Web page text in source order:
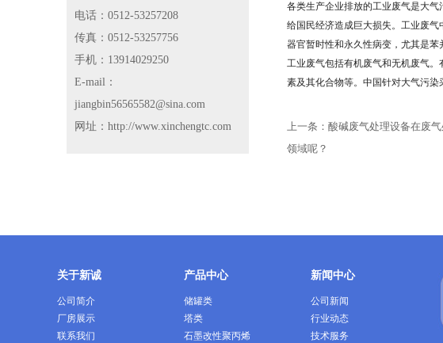
电话：0512-53257208
传真：0512-53257756
手机：13914029250
E-mail：
jiangbin56565582@sina.com
网址：http://www.xinchengtc.com
各类生产企业排放的工业废气是大
给国民经济造成巨大损失。工业废
器官暂时性和永久性病变，尤其是苯
工业废气包括有机废气和无机废气
素及其化合物等。中国针对大气污染
上一条： 酸碱废气处理设备在废
领域呢？
关于新诚
公司简介
厂房展示
联系我们
产品中心
储罐类
塔类
石墨改性聚丙烯
新闻中心
公司新闻
行业动态
技术服务